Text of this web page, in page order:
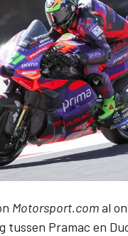
Motorsport.comal
tussen Pramac en